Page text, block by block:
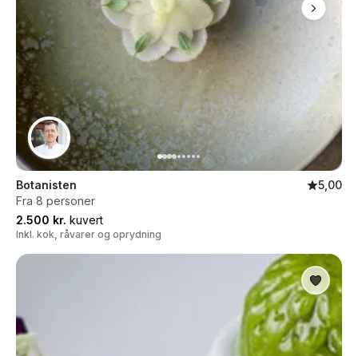
Botanisten
5,00
Fra 8 personer
2.500 kr. kuvert
Inkl. kok, råvarer og oprydning